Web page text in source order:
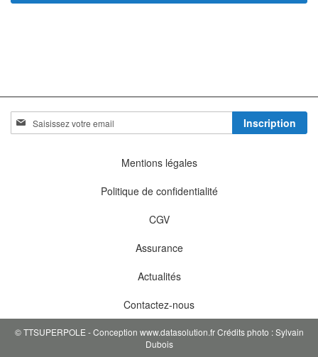
Inscription
à
Inscription
Mentions légales
Politique de confidentialité
CGV
Assurance
Actualités
Contactez-nous
© TTSUPERPOLE - Conception www.datasolution.fr Crédits photo : Sylvain
Dubois